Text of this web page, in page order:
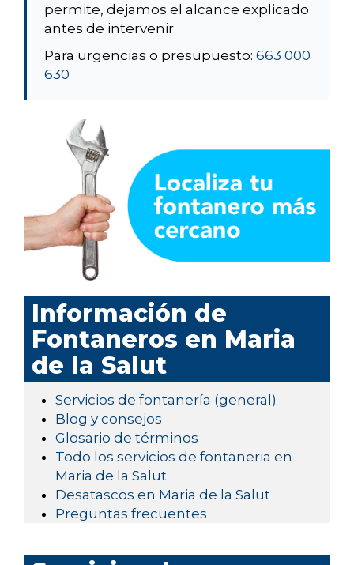
permite, dejamos el alcance explicado
antes de intervenir.
Para urgencias o presupuesto: 663 000
630
Información de
Fontaneros en Maria
de la Salut
Servicios de fontanería (general)
Blog y consejos
Glosario de términos
Todo los servicios de fontaneria en
Maria de la Salut
Desatascos en Maria de la Salut
Preguntas frecuentes